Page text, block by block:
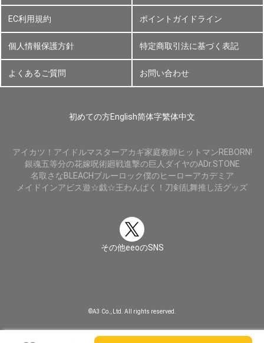
EC利用規約 ポイントガイドライン
個人情報保護方針 特定商取引法に基づく表記
よくあるご質問 お問い合わせ
初めての方English简体字繁体中文
アイカツ！ アイドルマスターアカギ家庭教師ヒットマンREBORN!
銀魂五等分の花嫁呪術廻戦進撃の巨人 ダイヤのADr.STONE
名取さなBLEACHブルーロック僕のヒーローアカデミア
メイドインアビス遊☆戯☆王わんぱく！刀剣乱舞推し活グッズ
その他eeoのSNS
©A3 Co., Ltd. All rights reserved.